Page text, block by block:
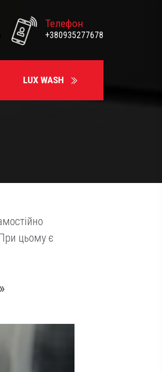
Телефон
+380935277678
LUX WASH
цьому є